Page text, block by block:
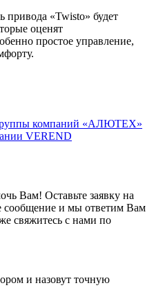
«Twisto» будет
оценят
простое управление,
компаний «АЛЮТЕХ»
VEREND
Вам! Оставьте заявку на
сообщение и мы ответим Вам
свяжитесь с нами по
и назовут точную